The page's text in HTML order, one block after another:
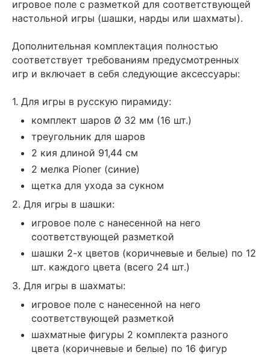
игровое поле с разметкой для соответствующей
настольной игры (шашки, нарды или шахматы).
Дополнительная комплектация полностью
соответствует требованиям предусмотренных
игр и включает в себя следующие аксессуары:
1. Для игры в русскую пирамиду:
комплект шаров Ø 32 мм (16 шт.)
треугольник для шаров
2 кия длиной 91,44 см
2 мелка Pioner (синие)
щетка для ухода за сукном
2. Для игры в шашки:
игровое поле с нанесенной на него
соответствующей разметкой
шашки 2-х цветов (коричневые и белые) по 12
шт. каждого цвета (всего 24 шт.)
3. Для игры в шахматы:
игровое поле с нанесенной на него
соответствующей разметкой
шахматные фигуры 2 комплекта разного
цвета (коричневые и белые) по 16 фигур